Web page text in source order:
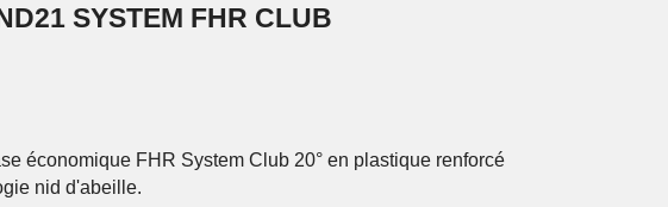
SYSTEM FHR CLUB
économique FHR System Club 20° en plastique renforcé
nid d'abeille.